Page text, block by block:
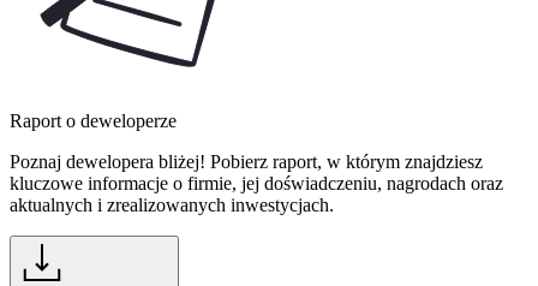
Raport o deweloperze
Poznaj dewelopera bliżej! Pobierz raport, w którym znajdziesz
kluczowe informacje o firmie, jej doświadczeniu, nagrodach oraz
aktualnych i zrealizowanych inwestycjach.